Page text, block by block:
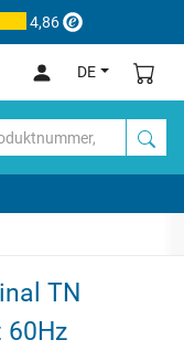
4,86
DE
TN
60Hz